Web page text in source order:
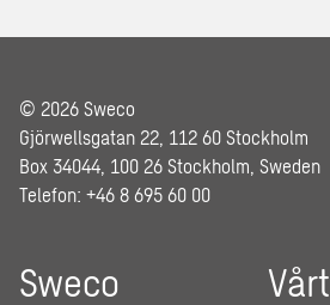
© 2026 Sweco
Gjörwellsgatan 22, 112 60 Stockholm
Box 34044, 100 26 Stockholm, Sweden
Telefon: +46 8 695 60 00
Sweco
Vårt